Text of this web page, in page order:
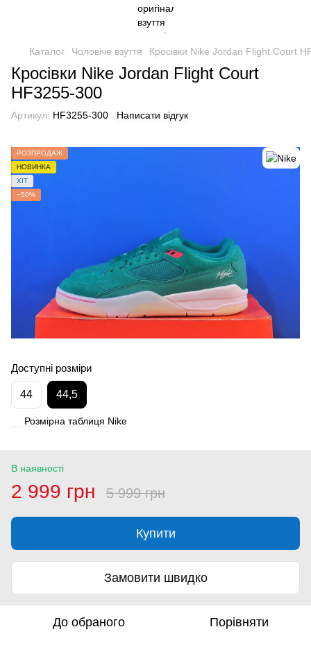
Каталог Чоловіче взуття Кросівки Nike Jordan Flight Court
Кросівки Nike Jordan Flight Court
HF3255-300
Артикул: HF3255-300 Написати відгук
РОЗПРОДАЖ
НОВИНКА
ХІТ
−50%
Доступні розміри
44 44,5
Розмірна таблиця Nike
В наявності
2 999 грн 5 999 грн
Купити
Замовити швидко
До обраного Порівняти